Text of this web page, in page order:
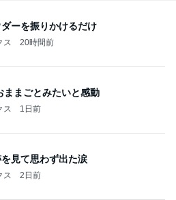
ーを振りかけるだけ
ス 20時間前
ままごとみたいと感動
ス 1日前
見て思わず出た涙
ス 2日前